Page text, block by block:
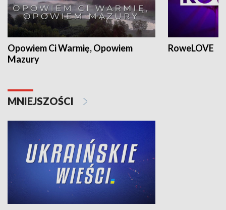
Opowiem Ci Warmię, Opowiem
Mazury
RoweLOVE
MNIEJSZOŚCI